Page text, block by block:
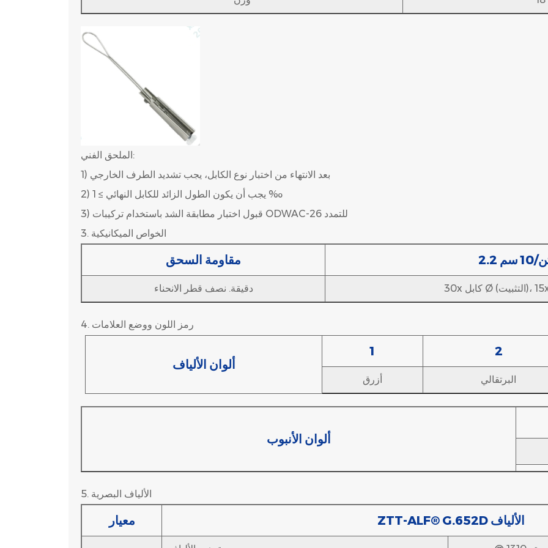
الملحق الفني:
1) بعد الانتهاء من اختبار نوع الكابل، يجب تشديد الطرف الخارجي
2) يجب أن يكون الطول الزائد للكابل النهائي ≥ 1 ‰
3) قبول اختبار مطابقة الشد باستخدام تركيبات ODWAC-26 للتمدد
3. الخواص الميكانيكية
مقاومة السحق سم
دقيقة. نصف قطر الانحناء
4. رمز اللون ووضع العلامات
ألوان الألياف
1 2
أزرق البرتقالي
ألوان الأنبوب
5. الألياف البصرية
معيار ZTT-ALF® G.652D الألياف